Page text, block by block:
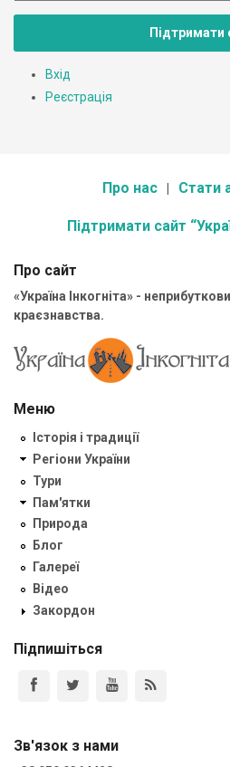
Підтримати
Вхід
Реєстрація
Про нас Стати
Підтримати сайт
Про сайт
«Україна Інкогніта» -
краєзнавства.
Меню
Історія і традиції
Регіони України
Тури
Пам'ятки
Природа
Блог
Галереї
Відео
Закордон
Підпишіться
Зв'язок з нами